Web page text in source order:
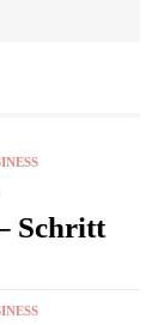
Schritt